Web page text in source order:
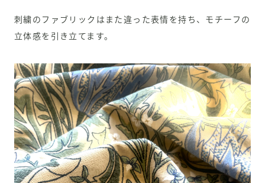
刺繍のファブリックはまた違った表情を持ち、モチーフの
立体感を引き立てます。